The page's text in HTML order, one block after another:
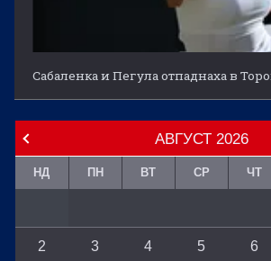
Сабаленка и Пегула отпаднаха в
АВГУСТ 2026
НД ПН ВТ СР ЧТ
2 3 4 5 6